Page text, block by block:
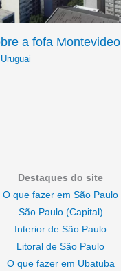
a fofa Montevideo
Uruguai
Destaques do site
O que fazer em São Paulo
São Paulo (Capital)
Interior de São Paulo
Litoral de São Paulo
O que fazer em Ubatuba